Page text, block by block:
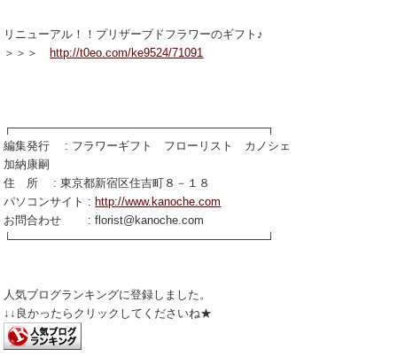
リニューアル！！プリザーブドフラワーのギフト♪
＞＞＞
http://t0eo.com/ke9524/71091
┌────────────────────────────────┐
編集発行 : フラワーギフト フローリスト カノシェ
加納康嗣
住 所 : 東京都新宿区住吉町８－１８
パソコンサイト : http://www.kanoche.com
お問合わせ : florist@kanoche.com
└────────────────────────────────┘
人気ブログランキングに登録しました。
↓↓良かったらクリックしてくださいね★